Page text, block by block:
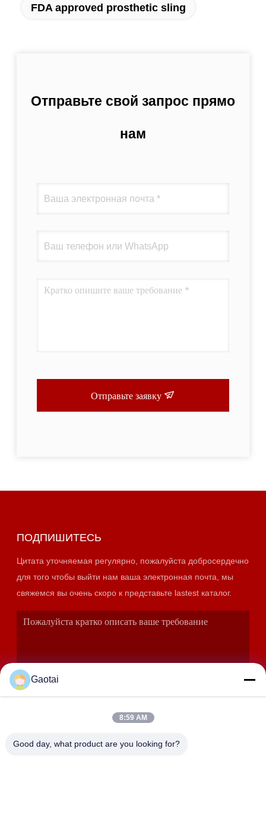
FDA approved prosthetic sling
Отправьте свой запрос прямо
нам
Отправьте заявку
ПОДПИШИТЕСЬ
Цитата уточняемая регулярно, пожалуйста добросердечно
для того чтобы выйти нам ваша электронная почта, мы
свяжемся вы очень скоро к представьте lastest каталог.
Gaotai
8:59 AM
Good day, what product are you looking for?